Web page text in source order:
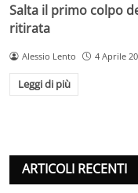
Salta il primo colpo
ritirata
Alessio Lento 4 Aprile
Leggi di più
ARTICOLI RECENTI